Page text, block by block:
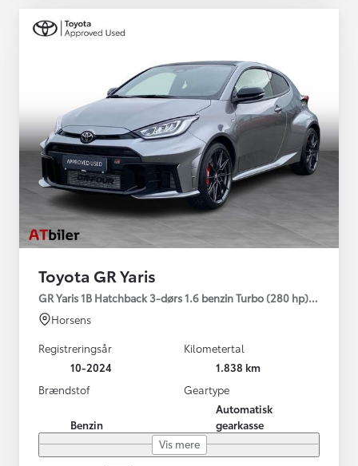
Toyota GR Yaris
GR Yaris 1B Hatchback 3-dørs 1.6 benzin Turbo (280 hp) Aut.
Horsens
Registreringsår
10-2024
Kilometertal
1.838 km
Brændstof
Benzin
Geartype
Automatisk
gearkasse
Vis mere